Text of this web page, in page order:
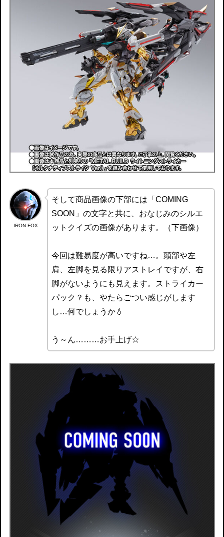
IRON FOX
そして商品画像の下部には「COMING
SOON」の文字と共に、おなじみのシルエ
ットクイズの画像があります。（下画像）
今回は難易度が高いですね…。頭部や左
肩、左脚を見る限りアストレイですが、右
脚がないようにも見えます。ストライカー
パック？も、やたらごつい感じがします
し…何でしょうか💧
う～ん………お手上げ☆